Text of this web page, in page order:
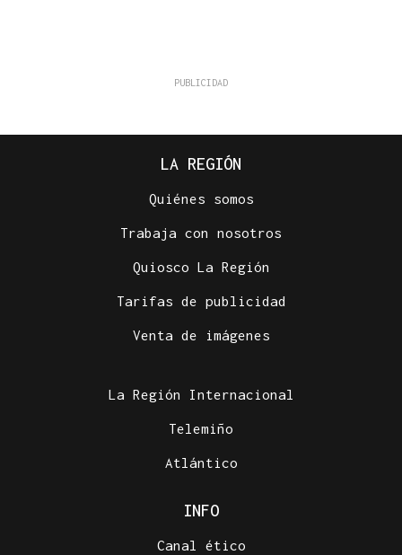
LA REGIÓN
Quiénes somos
Trabaja con nosotros
Quiosco La Región
Tarifas de publicidad
Venta de imágenes
La Región Internacional
Telemiño
Atlántico
INFO
Canal ético